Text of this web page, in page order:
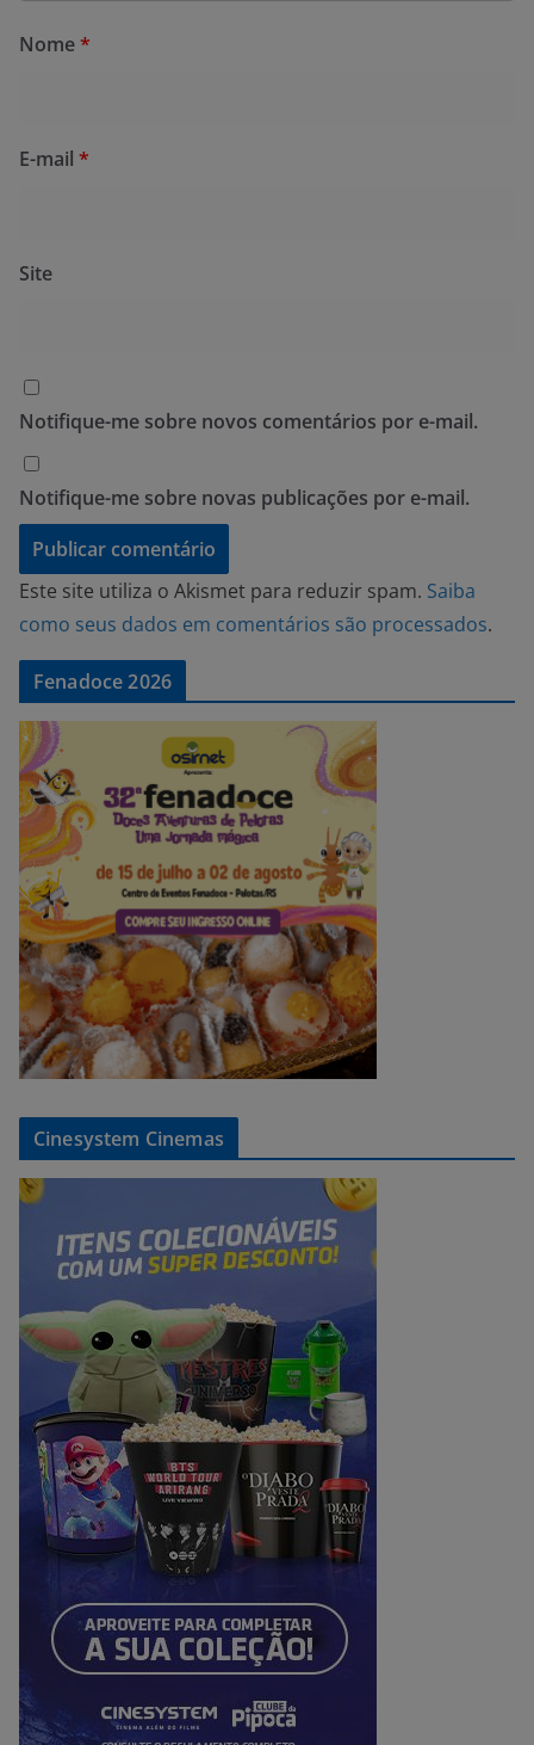
Nome*
E-mail *
Site
Notifique-me sobre novos comentários por e-mail.
Notifique-me sobre novas publicações por e-mail.
Este site utiliza o Akismet para reduzir spam. Saiba
como seus dados em comentários são processados.
Fenadoce 2026
Cinesystem Cinemas